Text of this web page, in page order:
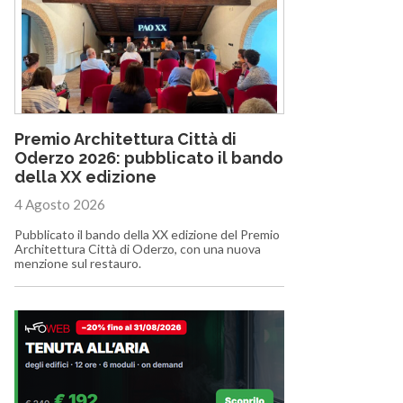
Premio Architettura Città di
Oderzo 2026: pubblicato il bando
della XX edizione
4 Agosto 2026
Pubblicato il bando della XX edizione del Premio
Architettura Città di Oderzo, con una nuova
menzione sul restauro.